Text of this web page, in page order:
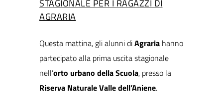
STAGIONALE PER I RAGAZZI DI
AGRARIA
Questa mattina, gli alunni diAgraria hanno
partecipato alla prima uscita stagionale
nell’orto urbano della Scuola, presso la
Riserva Naturale Valle dell’Aniene.